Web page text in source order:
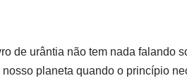
de urântia não tem nada falando
planeta quando o princípio